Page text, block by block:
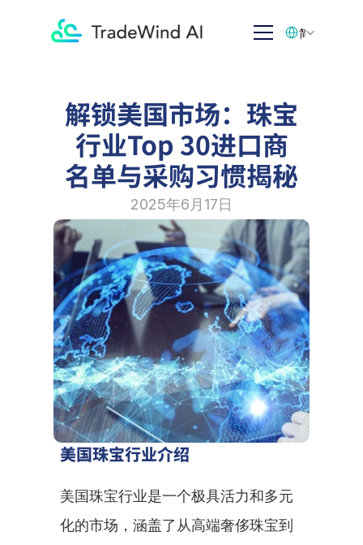
解锁美国市场：珠宝
行业Top 30进口商
名单与采购习惯揭秘
2025年6月17日
美国珠宝行业介绍
美国珠宝行业是一个极具活力和多元
化的市场，涵盖了从高端奢侈珠宝到
简体中文